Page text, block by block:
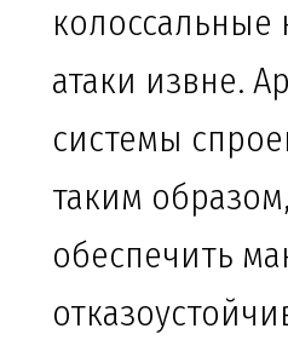
колоссальные
атаки извне.
системы
таким
обеспечить